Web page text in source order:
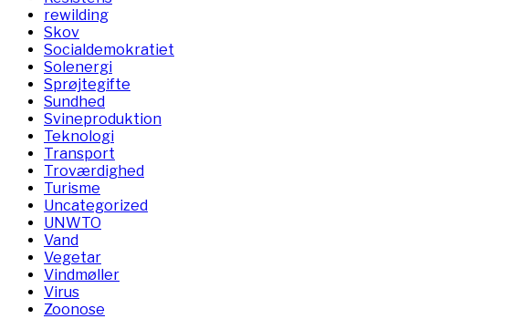
rewilding
Skov
Socialdemokratiet
Solenergi
Sprøjtegifte
Sundhed
Svineproduktion
Teknologi
Transport
Troværdighed
Turisme
Uncategorized
UNWTO
Vand
Vegetar
Vindmøller
Virus
Zoonose